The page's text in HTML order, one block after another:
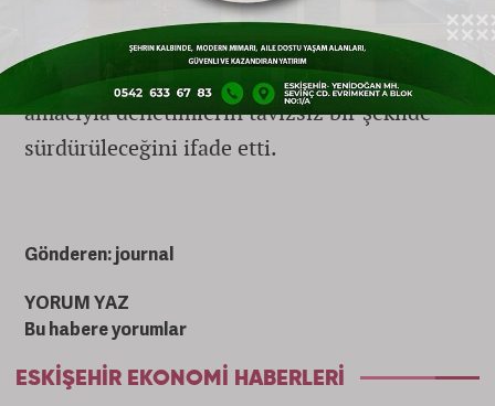
Bakanlık, iç piyasa dengesini korumak ve
haksız ticari eylemlerle mücadele etmek
amacıyla denetimlerin tavizsiz bir şekilde
sürdürüleceğini ifade etti.
Gönderen: journal
YORUM YAZ
Bu habere yorumlar
ESKIŞEHIR EKONOMI HABERLERI